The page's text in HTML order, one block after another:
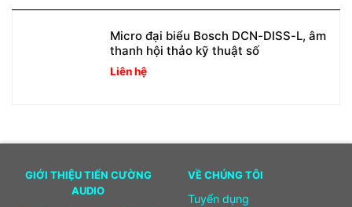
Micro đại biểu Bosch DCN-DISS-L, âm
thanh hội thảo kỹ thuật số
Liên hệ
GIỚI THIỆU TIẾN CƯỜNG
AUDIO
VỀ CHÚNG TÔI
Tuyển dụng